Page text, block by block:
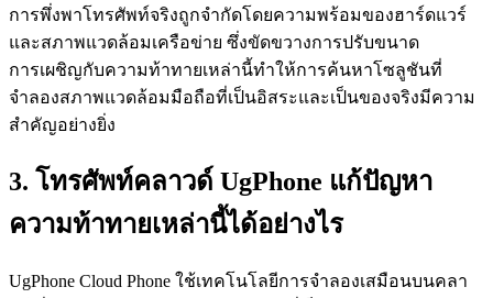
การพึ่งพาโทรศัพท์จริงถูกจำกัดโดยความพร้อมของฮาร์ดแวร์
และสภาพแวดล้อมเครือข่าย ซึ่งขัดขวางการปรับขนาด
การเผชิญกับความท้าทายเหล่านี้ทำให้การค้นหาโซลูชันที่
จำลองสภาพแวดล้อมมือถือที่เป็นอิสระและเป็นของจริงมีความ
สำคัญอย่างยิ่ง
3. โทรศัพท์คลาวด์ UgPhone แก้ปัญหา
ความท้าทายเหล่านี้ได้อย่างไร
UgPhone Cloud Phone ใช้เทคโนโลยีการจำลองเสมือนบนคลา